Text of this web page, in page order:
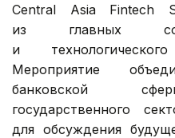
Central Asia Fintech
из главных
и
Мероприятие
банковской
государственного
для обсуждения